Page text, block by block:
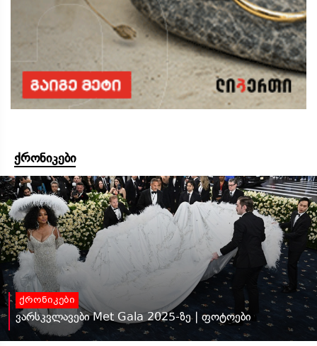
ქრონიკები
ქრონიკები
ვარსკვლავები Met Gala 2025-ზე | ფოტოები